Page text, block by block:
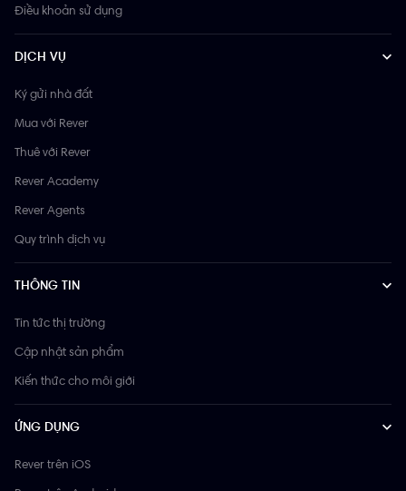
Điều khoản sử dụng
DỊCH VỤ
Ký gửi nhà đất
Mua với Rever
Thuê với Rever
Rever Academy
Rever Agents
Quy trình dịch vụ
THÔNG TIN
Tin tức thị trường
Cập nhật sản phẩm
Kiến thức cho môi giới
ỨNG DỤNG
Rever trên iOS